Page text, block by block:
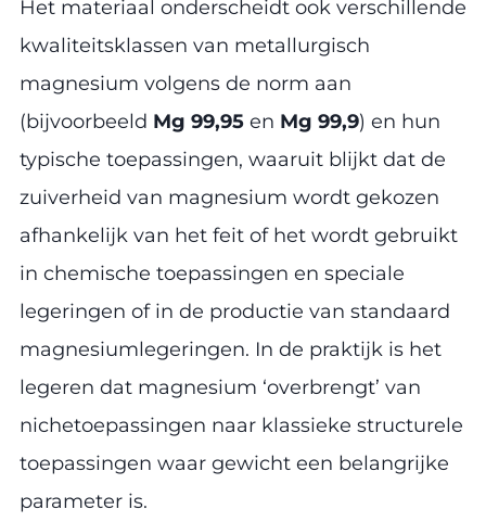
Het materiaal onderscheidt ook verschillende
kwaliteitsklassen van metallurgisch
magnesium volgens de norm aan
(bijvoorbeeld Mg 99,95 en Mg 99,9) en hun
typische toepassingen, waaruit blijkt dat de
zuiverheid van magnesium wordt gekozen
afhankelijk van het feit of het wordt gebruikt
in chemische toepassingen en speciale
legeringen of in de productie van standaard
magnesiumlegeringen. In de praktijk is het
legeren dat magnesium ‘overbrengt’ van
nichetoepassingen naar klassieke structurele
toepassingen waar gewicht een belangrijke
parameter is.